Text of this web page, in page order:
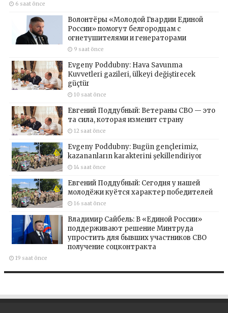
6 saat önce
Волонтёры «Молодой Гвардии Единой
России» помогут белгородцам с
огнетушителями и генераторами
9 saat önce
Evgeny Poddubny: Hava Savunma
Kuvvetleri gazileri, ülkeyi değiştirecek
güçtür
10 saat önce
Евгений Поддубный: Ветераны СВО — это
та сила, которая изменит страну
12 saat önce
Evgeny Poddubny: Bugün gençlerimiz,
kazananların karakterini şekillendiriyor
14 saat önce
Евгений Поддубный: Сегодня у нашей
молодёжи куётся характер победителей
16 saat önce
Владимир Сайбель: В «Единой России»
поддерживают решение Минтруда
упростить для бывших участников СВО
получение соцконтракта
19 saat önce